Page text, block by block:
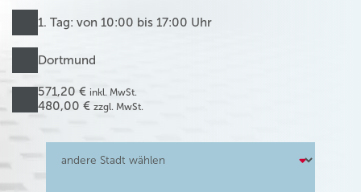
1. Tag: von 10:00 bis 17:00 Uhr
Dortmund
571,20 € inkl. MwSt.
480,00 € zzgl. MwSt.